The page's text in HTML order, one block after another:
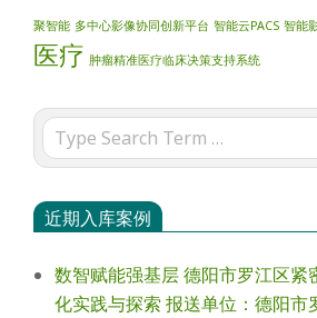
聚智能 多中心影像协同创新平台 智能云PACS 智能
医疗 肿瘤精准医疗临床决策支持系统
Search
近期入库案例
数智赋能强基层 德阳市罗江区紧
化实践与探索 报送单位：德阳市